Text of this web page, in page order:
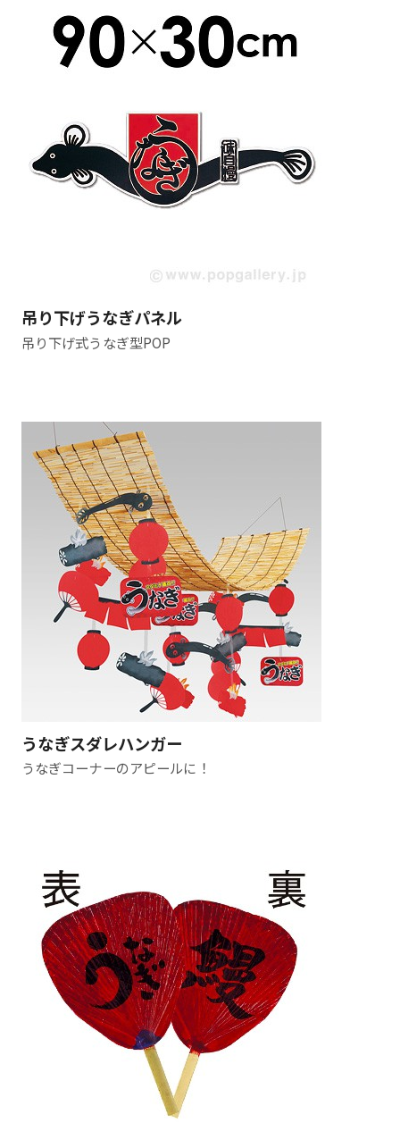
吊り下げうなぎパネル
吊り下げ式うなぎ型POP
うなぎスダレハンガー
うなぎコーナーのアピールに！